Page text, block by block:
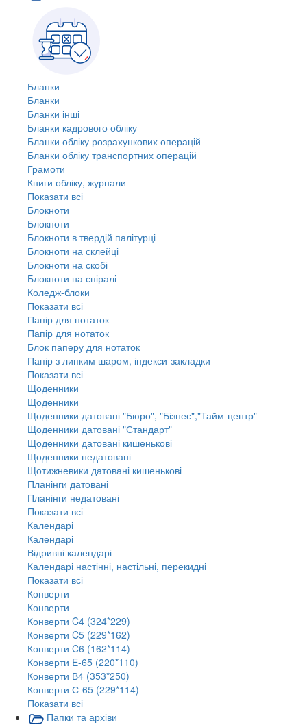
Бланки
Бланки
Бланки інші
Бланки кадрового обліку
Бланки обліку розрахункових операцій
Бланки обліку транспортних операцій
Грамоти
Книги обліку, журнали
Показати всі
Блокноти
Блокноти
Блокноти в твердій палітурці
Блокноти на склейці
Блокноти на скобі
Блокноти на спіралі
Коледж-блоки
Показати всі
Папір для нотаток
Папір для нотаток
Блок паперу для нотаток
Папір з липким шаром, індекси-закладки
Показати всі
Щоденники
Щоденники
Щоденники датовані "Бюро", "Бізнес","Тайм-центр"
Щоденники датовані "Стандарт"
Щоденники датовані кишенькові
Щоденники недатовані
Щотижневики датовані кишенькові
Планінги датовані
Планінги недатовані
Показати всі
Календарі
Календарі
Відривні календарі
Календарі настінні, настільні, перекидні
Показати всі
Конверти
Конверти
Конверти C4 (324*229)
Конверти C5 (229*162)
Конверти C6 (162*114)
Конверти E-65 (220*110)
Конверти В4 (353*250)
Конверти С-65 (229*114)
Показати всі
Папки та архіви